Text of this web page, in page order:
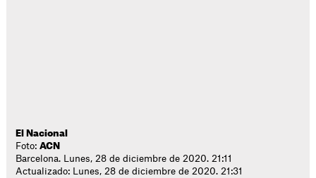
El Nacional
Foto:ACN
Barcelona. Lunes, 28 de diciembre de 2020. 21:11
Actualizado: Lunes, 28 de diciembre de 2020. 21:31